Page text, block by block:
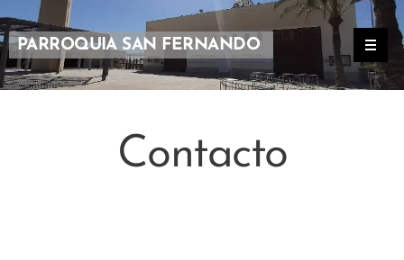
PARROQUIA SAN FERNANDO
Contacto